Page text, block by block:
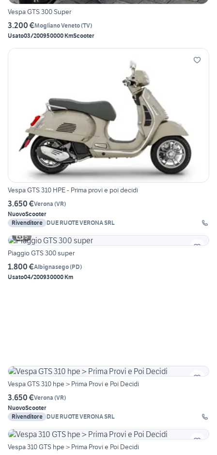
Vespa GTS 300 Super
3.200 €Mogliano Veneto(TV)
Usato03/200950000 KmScooter
Vespa GTS 310 HPE - Prima provi e poi decidi
3.650 €Verona (VR)
NuovoScooter
Rivenditore DUE RUOTE VERONA SRL
5
Piaggio GTS 300 super
1.800 €Albignasego(PD)
Usato04/200930000 Km
Vespa GTS 310 hpe > Prima Provi e Poi Decidi
3.650 €Verona (VR)
NuovoScooter
Rivenditore DUE RUOTE VERONA SRL
Vespa 310 GTS hpe > Prima Provi e Poi Decidi